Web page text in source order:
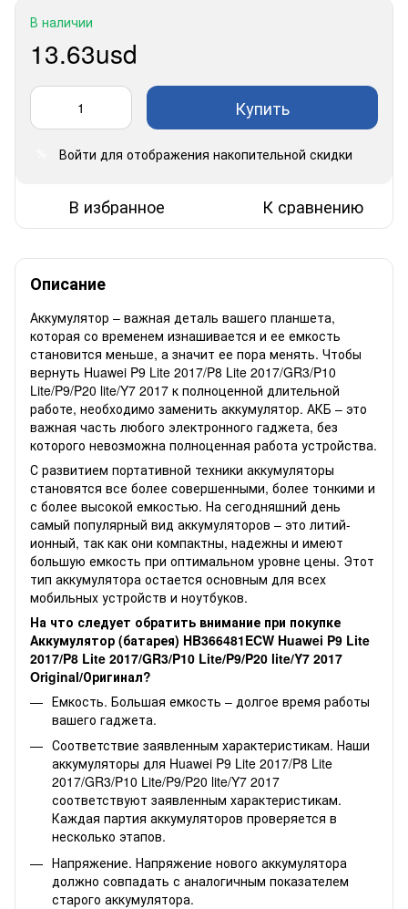
В наличии
13.63usd
Купить
Войти для отображения накопительной скидки
В избранное К сравнению
Описание
Аккумулятор – важная деталь вашего планшета,
которая со временем изнашивается и ее емкость
становится меньше, а значит ее пора менять. Чтобы
вернуть Huawei P9 Lite 2017/P8 Lite 2017/GR3/P10
Lite/P9/P20 lite/Y7 2017 к полноценной длительной
работе, необходимо заменить аккумулятор. АКБ – это
важная часть любого электронного гаджета, без
которого невозможна полноценная работа устройства.
С развитием портативной техники аккумуляторы
становятся все более совершенными, более тонкими и
с более высокой емкостью. На сегодняшний день
самый популярный вид аккумуляторов – это литий-
ионный, так как они компактны, надежны и имеют
большую емкость при оптимальном уровне цены. Этот
тип аккумулятора остается основным для всех
мобильных устройств и ноутбуков.
На что следует обратить внимание при покупке
Аккумулятор (батарея) HB366481ECW Huawei P9 Lite
2017/P8 Lite 2017/GR3/P10 Lite/P9/P20 lite/Y7 2017
Original/Оригинал?
Емкость. Большая емкость – долгое время работы
вашего гаджета.
Соответствие заявленным характеристикам. Наши
аккумуляторы для Huawei P9 Lite 2017/P8 Lite
2017/GR3/P10 Lite/P9/P20 lite/Y7 2017
соответствуют заявленным характеристикам.
Каждая партия аккумуляторов проверяется в
несколько этапов.
Напряжение. Напряжение нового аккумулятора
должно совпадать с аналогичным показателем
старого аккумулятора.